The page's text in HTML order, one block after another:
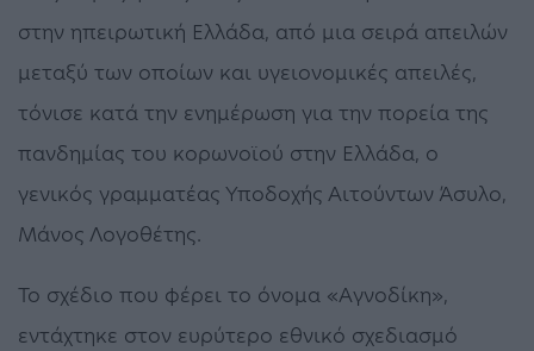
στην ηπειρωτική Ελλάδα, από μια σειρά απειλών
μεταξύ των οποίων και υγειονομικές απειλές,
τόνισε κατά την ενημέρωση για την πορεία της
πανδημίας του κορωνοϊού στην Ελλάδα, ο
γενικός γραμματέας Υποδοχής Αιτούντων Άσυλο,
Μάνος Λογοθέτης.
Το σχέδιο που φέρει το όνομα «Αγνοδίκη»,
εντάχτηκε στον ευρύτερο εθνικό σχεδιασμό